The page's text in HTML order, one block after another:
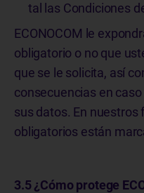
tal las Condiciones
ECONOCOM le
obligatorio o no que
que se le solicita, así
consecuencias en
sus datos. En nuestros
obligatorios están
3.5 ¿Cómo protege